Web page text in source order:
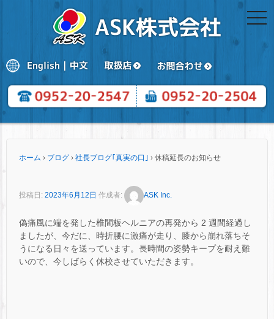
ホーム › ブログ › 社長ブログ｢真実の口｣ › 休稿延長のお知らせ
投稿日: 2023年6月12日 作成者: ASK Inc.
偽痛風に端を発した椎間板ヘルニアの再発から 2 週間経過し
ましたが、今だに、時折腰に激痛が走り、膝から崩れ落ちそ
うになる日々を送っています。長時間の姿勢キープを耐え難
いので、今しばらく休校させていただきます。